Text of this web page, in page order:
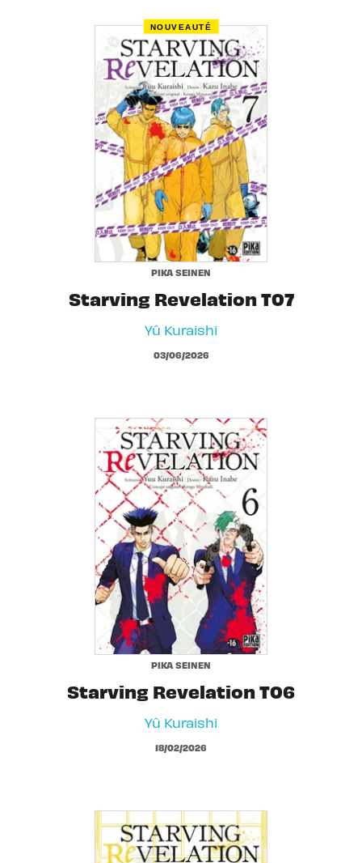
NOUVEAUTÉ
PIKA SEINEN
Starving Revelation T07
Yû Kuraishi
03/06/2026
PIKA SEINEN
Starving Revelation T06
Yû Kuraishi
18/02/2026